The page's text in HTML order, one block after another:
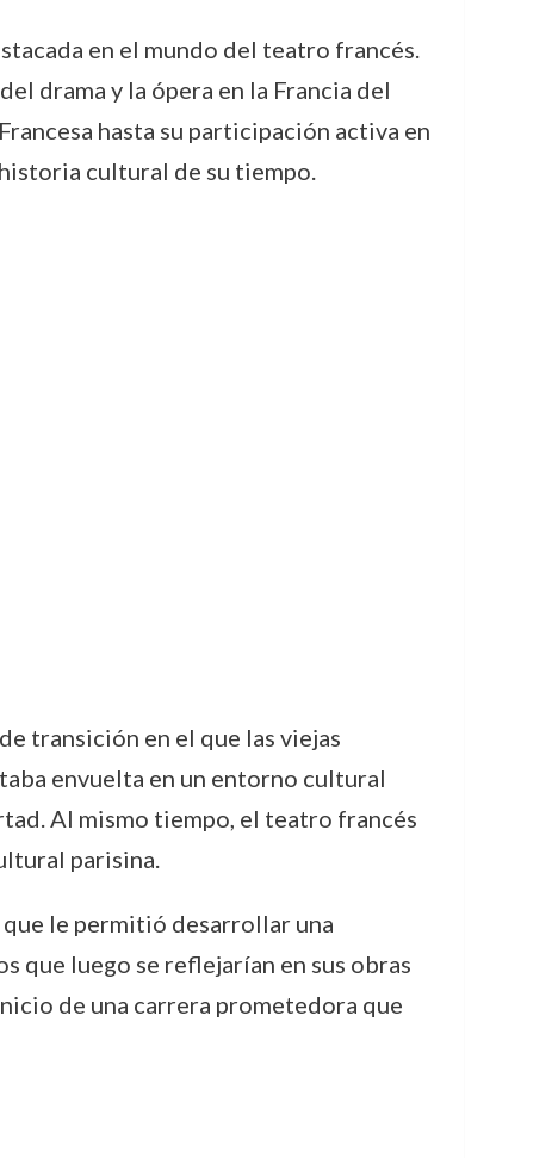
en el mundo del teatro francés.
drama y la ópera en la Francia del
hasta su participación activa en
cultural de su tiempo.
transición en el que las viejas
envuelta en un entorno cultural
Al mismo tiempo, el teatro francés
parisina.
le permitió desarrollar una
que luego se reflejarían en sus obras
de una carrera prometedora que